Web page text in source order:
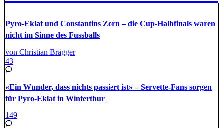
Pyro-Eklat und Constantins Zorn – die Cup-Halbfinals waren
nicht im Sinne des Fussballs
von Christian Brägger
43
«Ein Wunder, dass nichts passiert ist» – Servette-Fans sorgen
für Pyro-Eklat in Winterthur
149